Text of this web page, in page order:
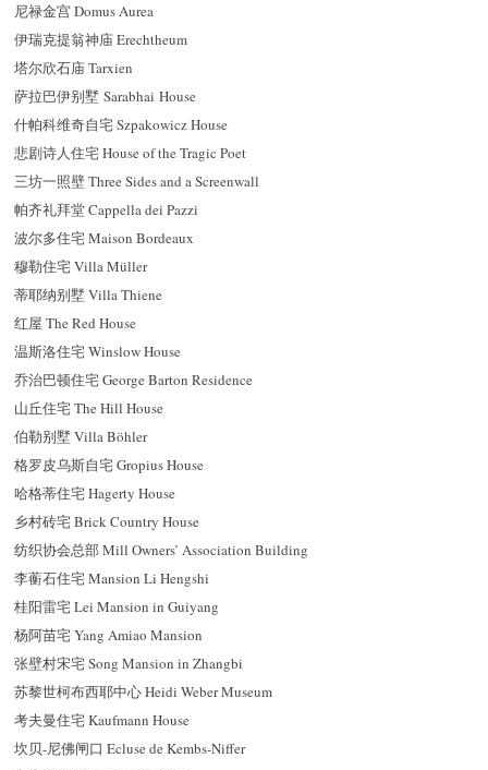
尼禄金宫 Domus Aurea
伊瑞克提翁神庙 Erechtheum
塔尔欣石庙 Tarxien
萨拉巴伊别墅 Sarabhai House
什帕科维奇自宅 Szpakowicz House
悲剧诗人住宅 House of the Tragic Poet
三坊一照壁 Three Sides and a Screenwall
帕齐礼拜堂 Cappella dei Pazzi
波尔多住宅 Maison Bordeaux
穆勒住宅 Villa Müller
蒂耶纳别墅 Villa Thiene
红屋 The Red House
温斯洛住宅 Winslow House
乔治巴顿住宅 George Barton Residence
山丘住宅 The Hill House
伯勒别墅 Villa Böhler
格罗皮乌斯自宅 Gropius House
哈格蒂住宅 Hagerty House
乡村砖宅 Brick Country House
纺织协会总部 Mill Owners’ Association Building
李蘅石住宅 Mansion Li Hengshi
桂阳雷宅 Lei Mansion in Guiyang
杨阿苗宅 Yang Amiao Mansion
张壁村宋宅 Song Mansion in Zhangbi
苏黎世柯布西耶中心 Heidi Weber Museum
考夫曼住宅 Kaufmann House
坎贝-尼佛闸口 Ecluse de Kembs-Niffer